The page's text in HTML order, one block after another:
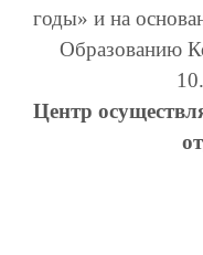
годы» и на
Образованию
Центр